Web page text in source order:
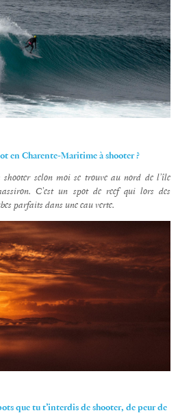
en Charente-Maritime à shooter ?
selon moi se trouve au nord de l’île
C’est un spot de reef qui lors des
parfaits dans une eau verte.
que tu t’interdis de shooter, de peur de